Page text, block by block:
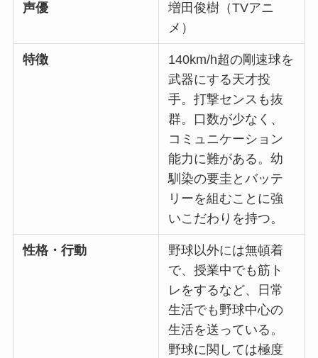
声優
増田俊樹（TVアニ
メ）
特徴
140km/h超の剛速球を
武器にする天才投
手。打撃センスも抜
群。口数が少なく、
コミュニケーション
能力に難がある。幼
馴染の要圭とバッテ
リーを組むことに強
いこだわりを持つ。
性格・行動
野球以外には無頓着
で、授業中でも筋ト
レをするなど、日常
生活でも野球中心の
生活を送っている。
野球に関しては極度